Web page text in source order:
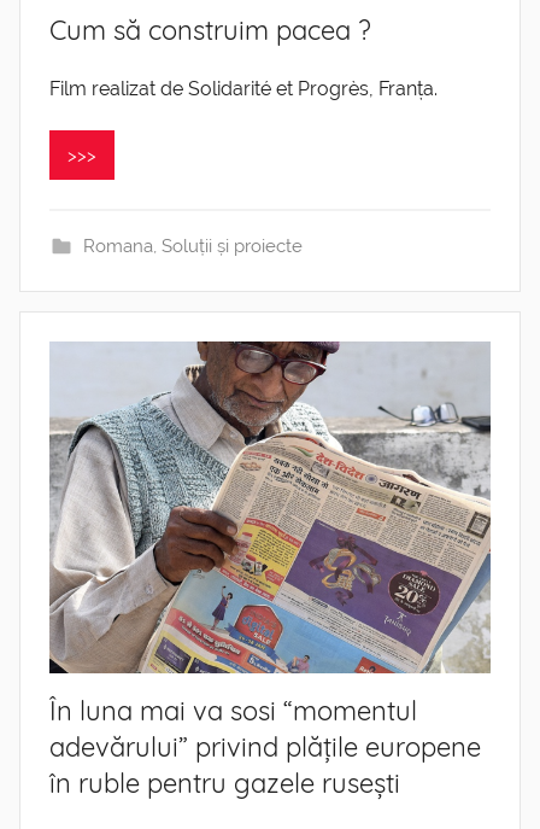
Cum să construim pacea ?
Film realizat de Solidarité et Progrès, Franța.
>>>
Romana, Soluții și proiecte
În luna mai va sosi “momentul
adevărului” privind plățile europene
în ruble pentru gazele rusești